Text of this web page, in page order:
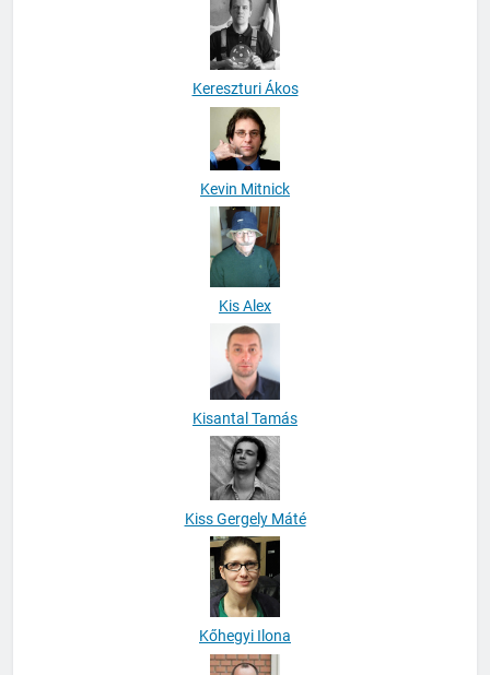
Kereszturi Ákos
Kevin Mitnick
Kis Alex
Kisantal Tamás
Kiss Gergely Máté
Kőhegyi Ilona